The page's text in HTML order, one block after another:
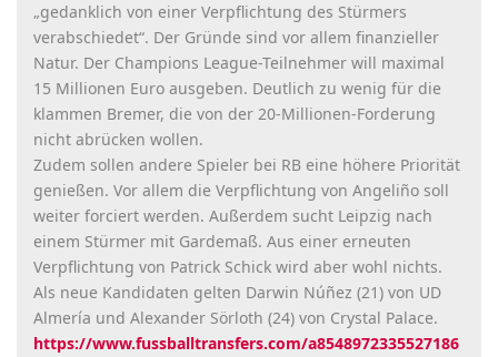
„gedanklich von einer Verpflichtung des Stürmers
verabschiedet“. Der Gründe sind vor allem finanzieller
Natur. Der Champions League-Teilnehmer will maximal
15 Millionen Euro ausgeben. Deutlich zu wenig für die
klammen Bremer, die von der 20-Millionen-Forderung
nicht abrücken wollen.
Zudem sollen andere Spieler bei RB eine höhere Priorität
genießen. Vor allem die Verpflichtung von Angeliño soll
weiter forciert werden. Außerdem sucht Leipzig nach
einem Stürmer mit Gardemaß. Aus einer erneuten
Verpflichtung von Patrick Schick wird aber wohl nichts.
Als neue Kandidaten gelten Darwin Núñez (21) von UD
Almería und Alexander Sörloth (24) von Crystal Palace.
https://www.fussballtransfers.com/a8548972335527186